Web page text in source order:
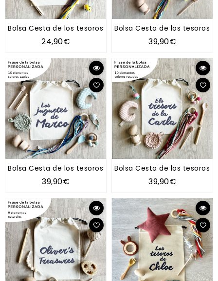
Bolsa Cesta de los tesoros "Tipo Montessori" MINI
24,90€
Bolsa Cesta de los tesoros
39,90€
Bolsa Cesta de los tesoros "Tipo Montessori" AZUL
39,90€
Bolsa Cesta de los tesoros
39,90€